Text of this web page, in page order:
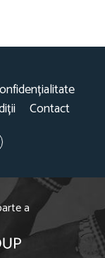
Contact
a